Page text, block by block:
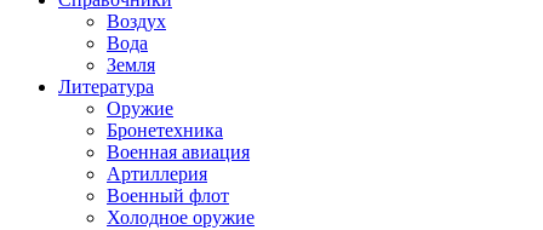
Воздух
Вода
Земля
Литература
Оружие
Бронетехника
Военная авиация
Артиллерия
Военный флот
Холодное оружие